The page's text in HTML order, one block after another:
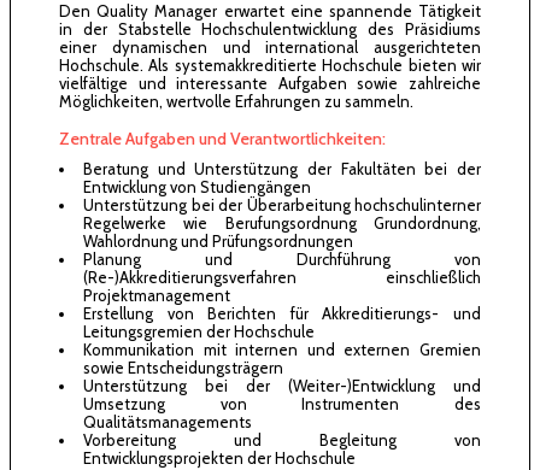
Den Quality Manager erwartet eine spannende Tätigkeit
in der Stabstelle Hochschulentwicklung des Präsidiums
einer dynamischen und international ausgerichteten
Hochschule. Als systemakkreditierte Hochschule bieten wir
vielfältige und interessante Aufgaben sowie zahlreiche
Möglichkeiten, wertvolle Erfahrungen zu sammeln.
Zentrale Aufgaben und Verantwortlichkeiten:
Beratung und Unterstützung der Fakultäten bei der
Entwicklung von Studiengängen
Unterstützung bei der Überarbeitung hochschulinterner
Regelwerke wie Berufungsordnung Grundordnung,
Wahlordnung und Prüfungsordnungen
Planung und Durchführung von
(Re-)Akkreditierungsverfahren einschließlich
Projektmanagement
Erstellung von Berichten für Akkreditierungs- und
Leitungsgremien der Hochschule
Kommunikation mit internen und externen Gremien
sowie Entscheidungsträgern
Unterstützung bei der (Weiter-)Entwicklung und
Umsetzung von Instrumenten des
Qualitätsmanagements
Vorbereitung und Begleitung von
Entwicklungsprojekten der Hochschule